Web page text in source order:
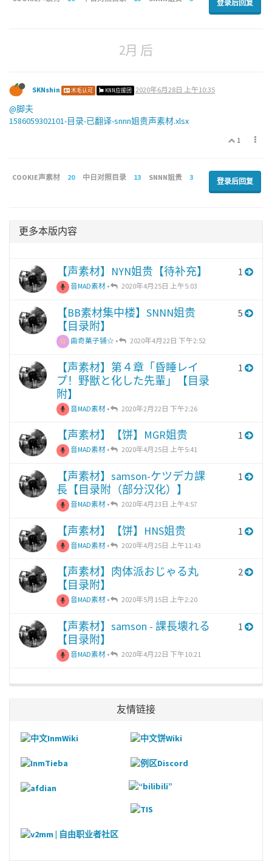
登录后回复
2月 后
SKNshin 木毛认可 KNN应援团 2020年6月28日 上午10:35
@脚夫
1586059302101-目录-已翻译-snnn姐贵声素材.xlsx
1
COOKIE声素材 20 中日对照目录 13 SNNN姐贵 3 登录后回复
更多本版内容
【声素材】NYN姐贵【待补充】
音MAD素材 • 2020年4月25日 上午5:03
1
【BB素材集中楼】SNNN姐贵
【目录附】
曲奇菓子铺☆ • 2020年4月22日 下午2:52
5
【声素材】第４章「昏睡レイ
プ！野獣と化した先輩」【目录
附】
音MAD素材 • 2020年2月22日 下午2:26
1
【声素材】【饼】MGR姐贵
音MAD素材 • 2020年4月25日 上午5:41
1
【声素材】samson-ケツデカ課
長【目录附（部分汉化）】
音MAD素材 • 2020年4月23日 上午4:57
1
【声素材】【饼】HNS姐贵
音MAD素材 • 2020年4月25日 上午11:43
1
【声素材】肉体派おじゃる丸
【目录附】
音MAD素材 • 2020年5月15日 上午2:20
2
【声素材】samson - 課長壊れる
【目录附】
音MAD素材 • 2020年4月22日 下午10:21
1
友情链接